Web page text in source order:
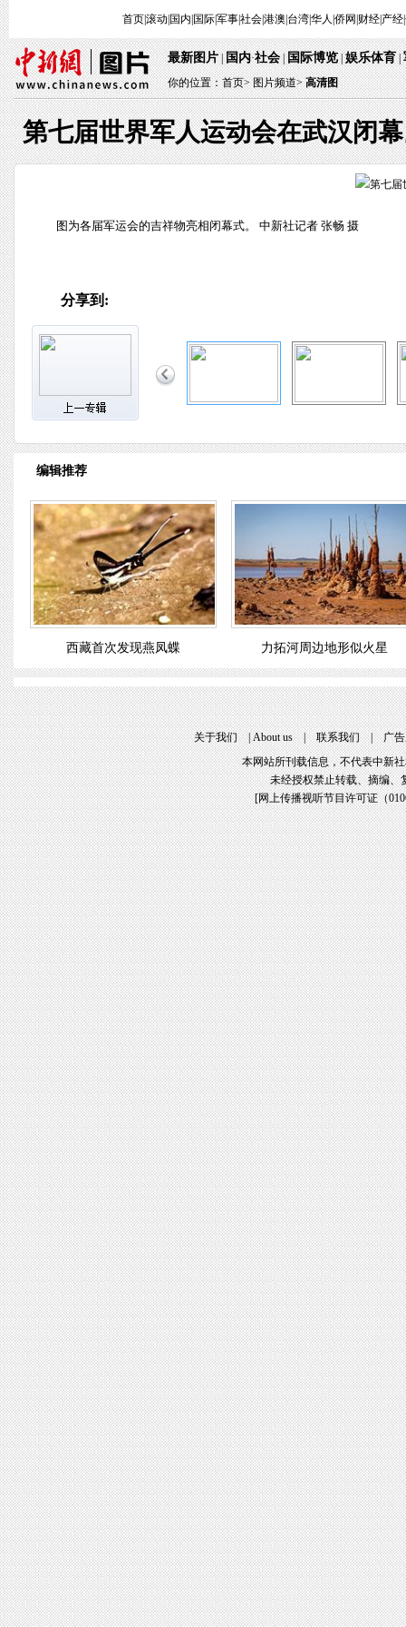
首页|滚动 国内 国际|军事|社会|港澳 台湾|华人 侨网 财经| 产经|
最新图片|国内·社会|国际博览|娱乐体育 |
你的位置：首页>图片频道> 高清图
第七届世界军人运动会在武汉闭幕
图为各届军运会的吉祥物亮相闭幕式。 中新社记者 张畅 摄
分享到:
编辑推荐
西藏首次发现燕凤蝶 力拓河周边地形似火星
关于我们|About us|联系我们|广
本网站所刊载信息，不代表中新
未经授权禁止转载、摘编、
[网上传播视听节目许可证（